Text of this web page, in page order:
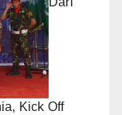
Kick Off